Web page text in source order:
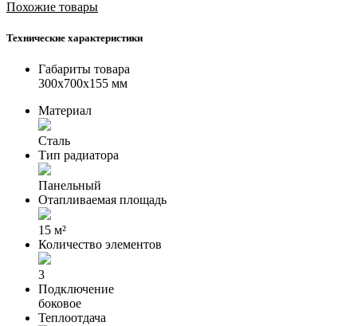
Похожие товары
Технические характеристики
Габариты товара
300x700x155 мм
Материал
Сталь
Тип радиатора
Панельный
Отапливаемая площадь
15 м²
Количество элементов
3
Подключение
боковое
Теплоотдача